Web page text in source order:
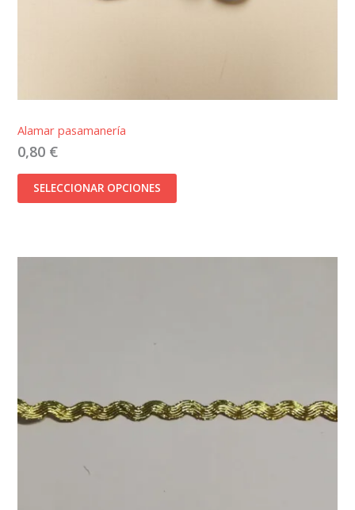
Alamar pasamanería
0,80 €
SELECCIONAR OPCIONES